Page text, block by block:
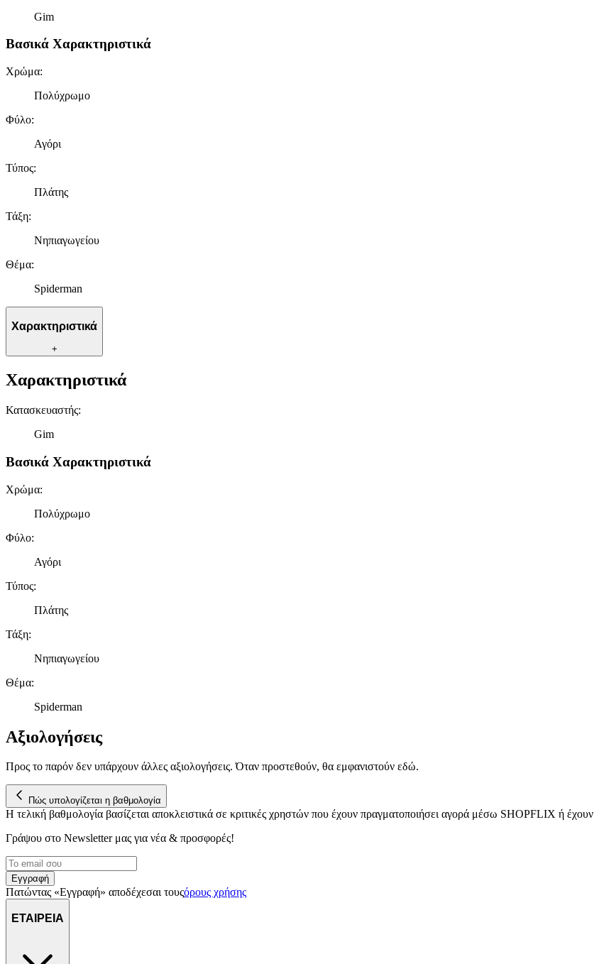
Gim
Βασικά Χαρακτηριστικά
Χρώμα:
Πολύχρωμο
Φύλο:
Αγόρι
Τύπος:
Πλάτης
Τάξη:
Νηπιαγωγείου
Θέμα:
Spiderman
Χαρακτηριστικά
+
Χαρακτηριστικά
Κατασκευαστής:
Gim
Βασικά Χαρακτηριστικά
Χρώμα:
Πολύχρωμο
Φύλο:
Αγόρι
Τύπος:
Πλάτης
Τάξη:
Νηπιαγωγείου
Θέμα:
Spiderman
Αξιολογήσεις
Προς το παρόν δεν υπάρχουν άλλες αξιολογήσεις. Όταν προστεθούν, θα εμφανιστούν εδώ.
Πώς υπολογίζεται η βαθμολογία
Η τελική βαθμολογία βασίζεται αποκλειστικά σε κριτικές χρηστών που έχουν πραγματοποιήσει αγορά μέσω SHOPFLIX ή έχουν
Γράψου στο Νewsletter μας για νέα & προσφορές!
Εγγραφή
Πατώντας «Εγγραφή» αποδέχεσαι τουςόρους χρήσης
ΕΤΑΙΡΕΙΑ